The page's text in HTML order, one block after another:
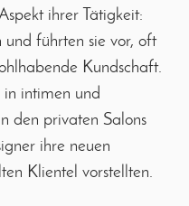
ihrer Tätigkeit:
führten sie vor, oft
Kundschaft.
in intimen und
den privaten Salons
ihre neuen
Klientel vorstellten.